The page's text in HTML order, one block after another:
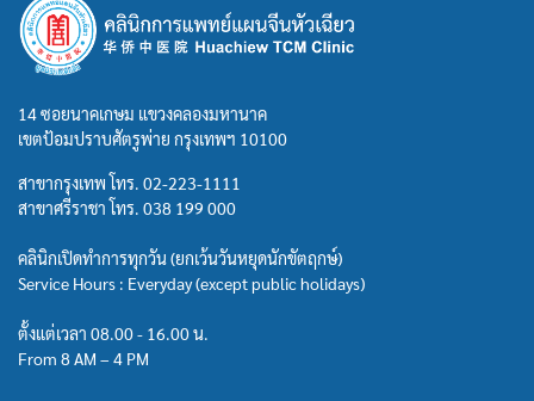
14 ซอยนาคเกษม แขวงคลองมหานาค
เขตป้อมปราบศัตรูพ่าย กรุงเทพฯ 10100
สาขากรุงเทพ โทร. 02-223-1111
สาขาศรีราชา โทร. 038 199 000
คลินิกเปิดทำการทุกวัน (ยกเว้นวันหยุดนักขัตฤกษ์)
Service Hours : Everyday (except public holidays)
ตั้งแต่เวลา 08.00 - 16.00 น.
From 8 AM – 4 PM